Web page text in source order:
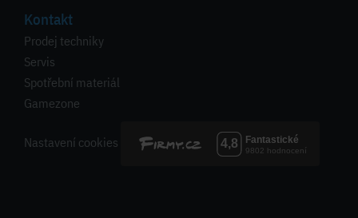
Kontakt
Prodej techniky
Servis
Spotřební materiál
Gamezone
Nastavení cookies